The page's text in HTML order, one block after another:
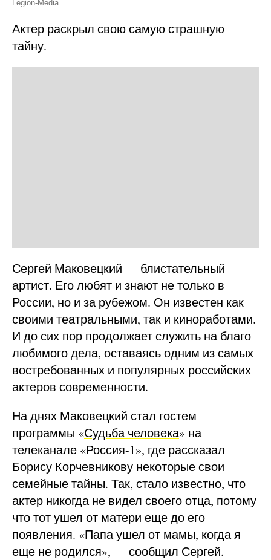
Legion-Media
Актер раскрыл свою самую страшную
тайну.
Сергей Маковецкий — блистательный
артист. Его любят и знают не только в
России, но и за рубежом. Он известен как
своими театральными, так и киноработами.
И до сих пор продолжает служить на благо
любимого дела, оставаясь одним из самых
востребованных и популярных российских
актеров современности.
На днях Маковецкий стал гостем
программы «Судьба человека» на
телеканале «Россия-1», где рассказал
Борису Корчевникову некоторые свои
семейные тайны. Так, стало известно, что
актер никогда не видел своего отца, потому
что тот ушел от матери еще до его
появления. «Папа ушел от мамы, когда я
еще не родился», — сообщил Сергей.